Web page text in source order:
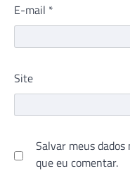
E-mail *
Site
Salvar meus
que eu comentar.